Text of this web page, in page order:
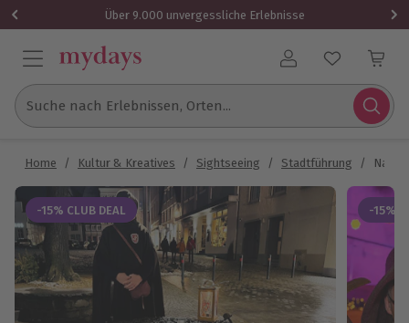
Über 9.000 unvergessliche Erlebnisse
Benutzerkonto
Suche nach Erlebnissen, Orten...
Home / Kultur & Kreatives / Sightseeing / Stadtführung /
-15% CLUB DEAL -15%